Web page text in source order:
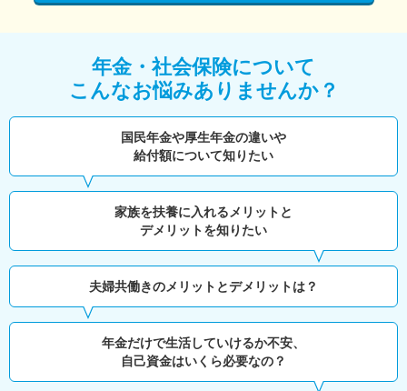
年金・社会保険について
こんなお悩みありませんか？
国民年金や厚生年金の違いや
給付額について知りたい
家族を扶養に入れるメリットと
デメリットを知りたい
夫婦共働きのメリットとデメリットは？
年金だけで生活していけるか不安、
自己資金はいくら必要なの？